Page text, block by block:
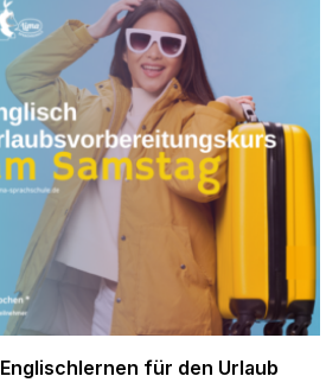
Englischlernen für den Urlaub